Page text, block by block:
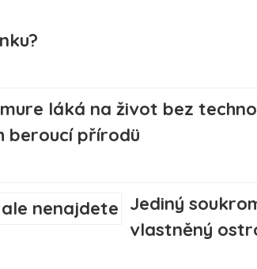
láká na život bez
beroucí přírodü
Jediný
vlastněný